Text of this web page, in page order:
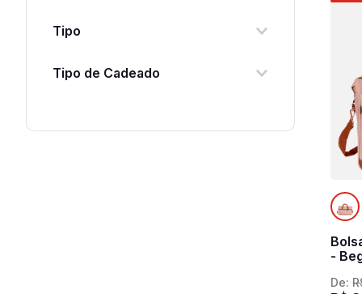
Grande
Tipo
Tipo de Cadeado
Cadeado TSA Flat com Segredo
-
De: